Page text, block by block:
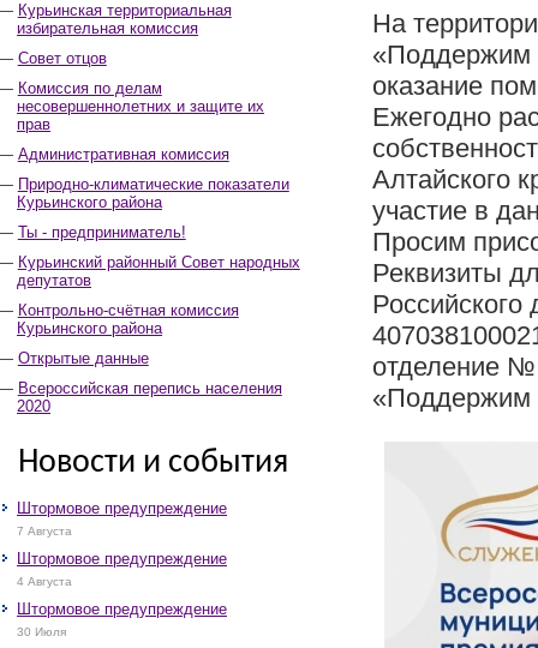
Курьинская территориальная
избирательная комиссия
Совет отцов
Комиссия по делам
несовершеннолетних и защите их
прав
Административная комиссия
Природно-климатические показатели
Курьинского района
Ты - предприниматель!
Курьинский районный Совет народных
депутатов
Контрольно-счётная комиссия
Курьинского района
Открытые данные
Всероссийская перепись населения
2020
Новости и события
Штормовое предупреждение
7 Августа
Штормовое предупреждение
4 Августа
Штормовое предупреждение
30 Июля
На
«Поддержим
оказание
Ежегодно
Алтайского
участие в
Просим
Реквизиты
отделение №
«Поддержим